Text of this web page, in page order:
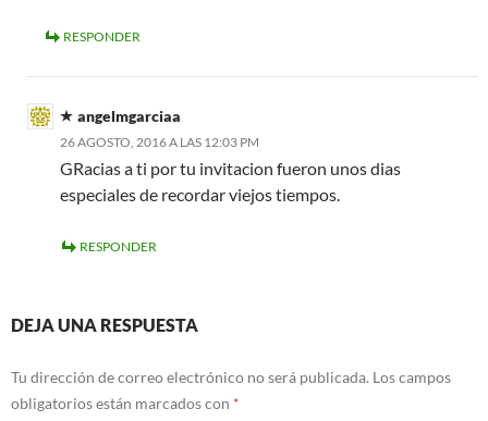
RESPONDER
angelmgarciaa
26 AGOSTO, 2016 A LAS 12:03 PM
GRacias a ti por tu invitacion fueron unos dias
especiales de recordar viejos tiempos.
RESPONDER
DEJA UNA RESPUESTA
Tu dirección de correo electrónico no será publicada. Los campos
obligatorios están marcados con *